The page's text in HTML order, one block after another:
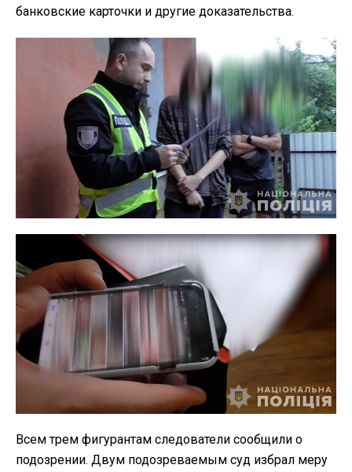
банковские карточки и другие доказательства.
Всем трем фигурантам следователи сообщили о
подозрении. Двум подозреваемым суд избрал меру